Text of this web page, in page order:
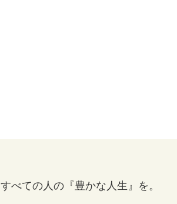
すべての人の『豊かな人生』を。